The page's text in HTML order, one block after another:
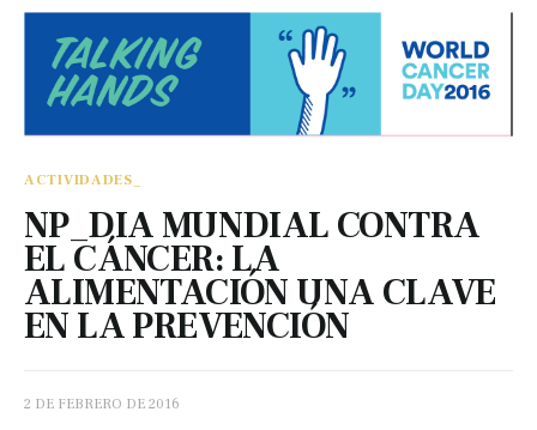
COLEGIADOS
EMPLEO
CIUDADANÍA
RECURSOS
TRANSPARENCIA
ACTIVIDADES_
NP_DIA MUNDIAL CONTRA
EL CÁNCER: LA
ALIMENTACIÓN UNA CLAVE
EN LA PREVENCIÓN
2 DE FEBRERO DE 2016